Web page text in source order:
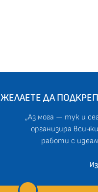
ЖЕЛАЕТЕ ДА
„Аз мога — тук и
организира
работи с